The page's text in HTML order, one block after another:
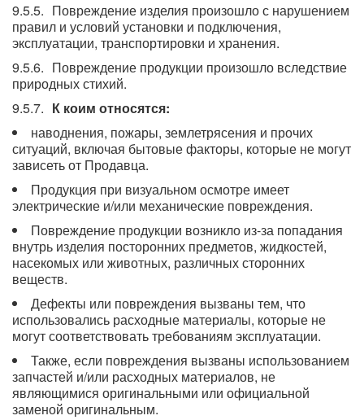
Повреждение изделия произошло с нарушением
правил и условий установки и подключения,
эксплуатации, транспортировки и хранения.
Повреждение продукции произошло вследствие
природных стихий.
К коим относятся:
наводнения, пожары, землетрясения и прочих
ситуаций, включая бытовые факторы, которые не могут
зависеть от Продавца.
Продукция при визуальном осмотре имеет
электрические и/или механические повреждения.
Повреждение продукции возникло из-за попадания
внутрь изделия посторонних предметов, жидкостей,
насекомых или животных, различных сторонних
веществ.
Дефекты или повреждения вызваны тем, что
использовались расходные материалы, которые не
могут соответствовать требованиям эксплуатации.
Также, если повреждения вызваны использованием
запчастей и/или расходных материалов, не
являющимися оригинальными или официальной
заменой оригинальным.